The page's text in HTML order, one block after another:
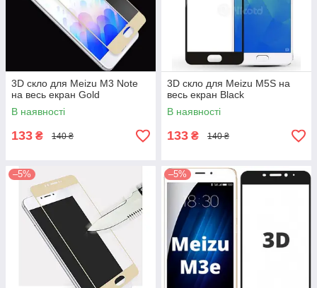
3D скло для Meizu M3 Note
на весь екран Gold
В наявності
133 ₴ 140 ₴
3D скло для Meizu M5S на
весь екран Black
В наявності
133 ₴ 140 ₴
–5% –5%